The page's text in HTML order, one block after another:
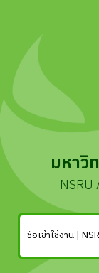
มหาวิ
ชื่อเข้าใช้งาน |